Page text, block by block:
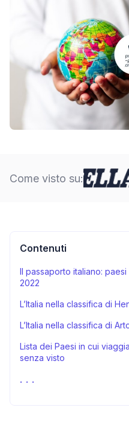
Come visto su:
Contenuti
Il passaporto italiano:
2022
L’Italia nella classifica di
L’Italia nella classifica di
Lista dei Paesi in cui
senza visto